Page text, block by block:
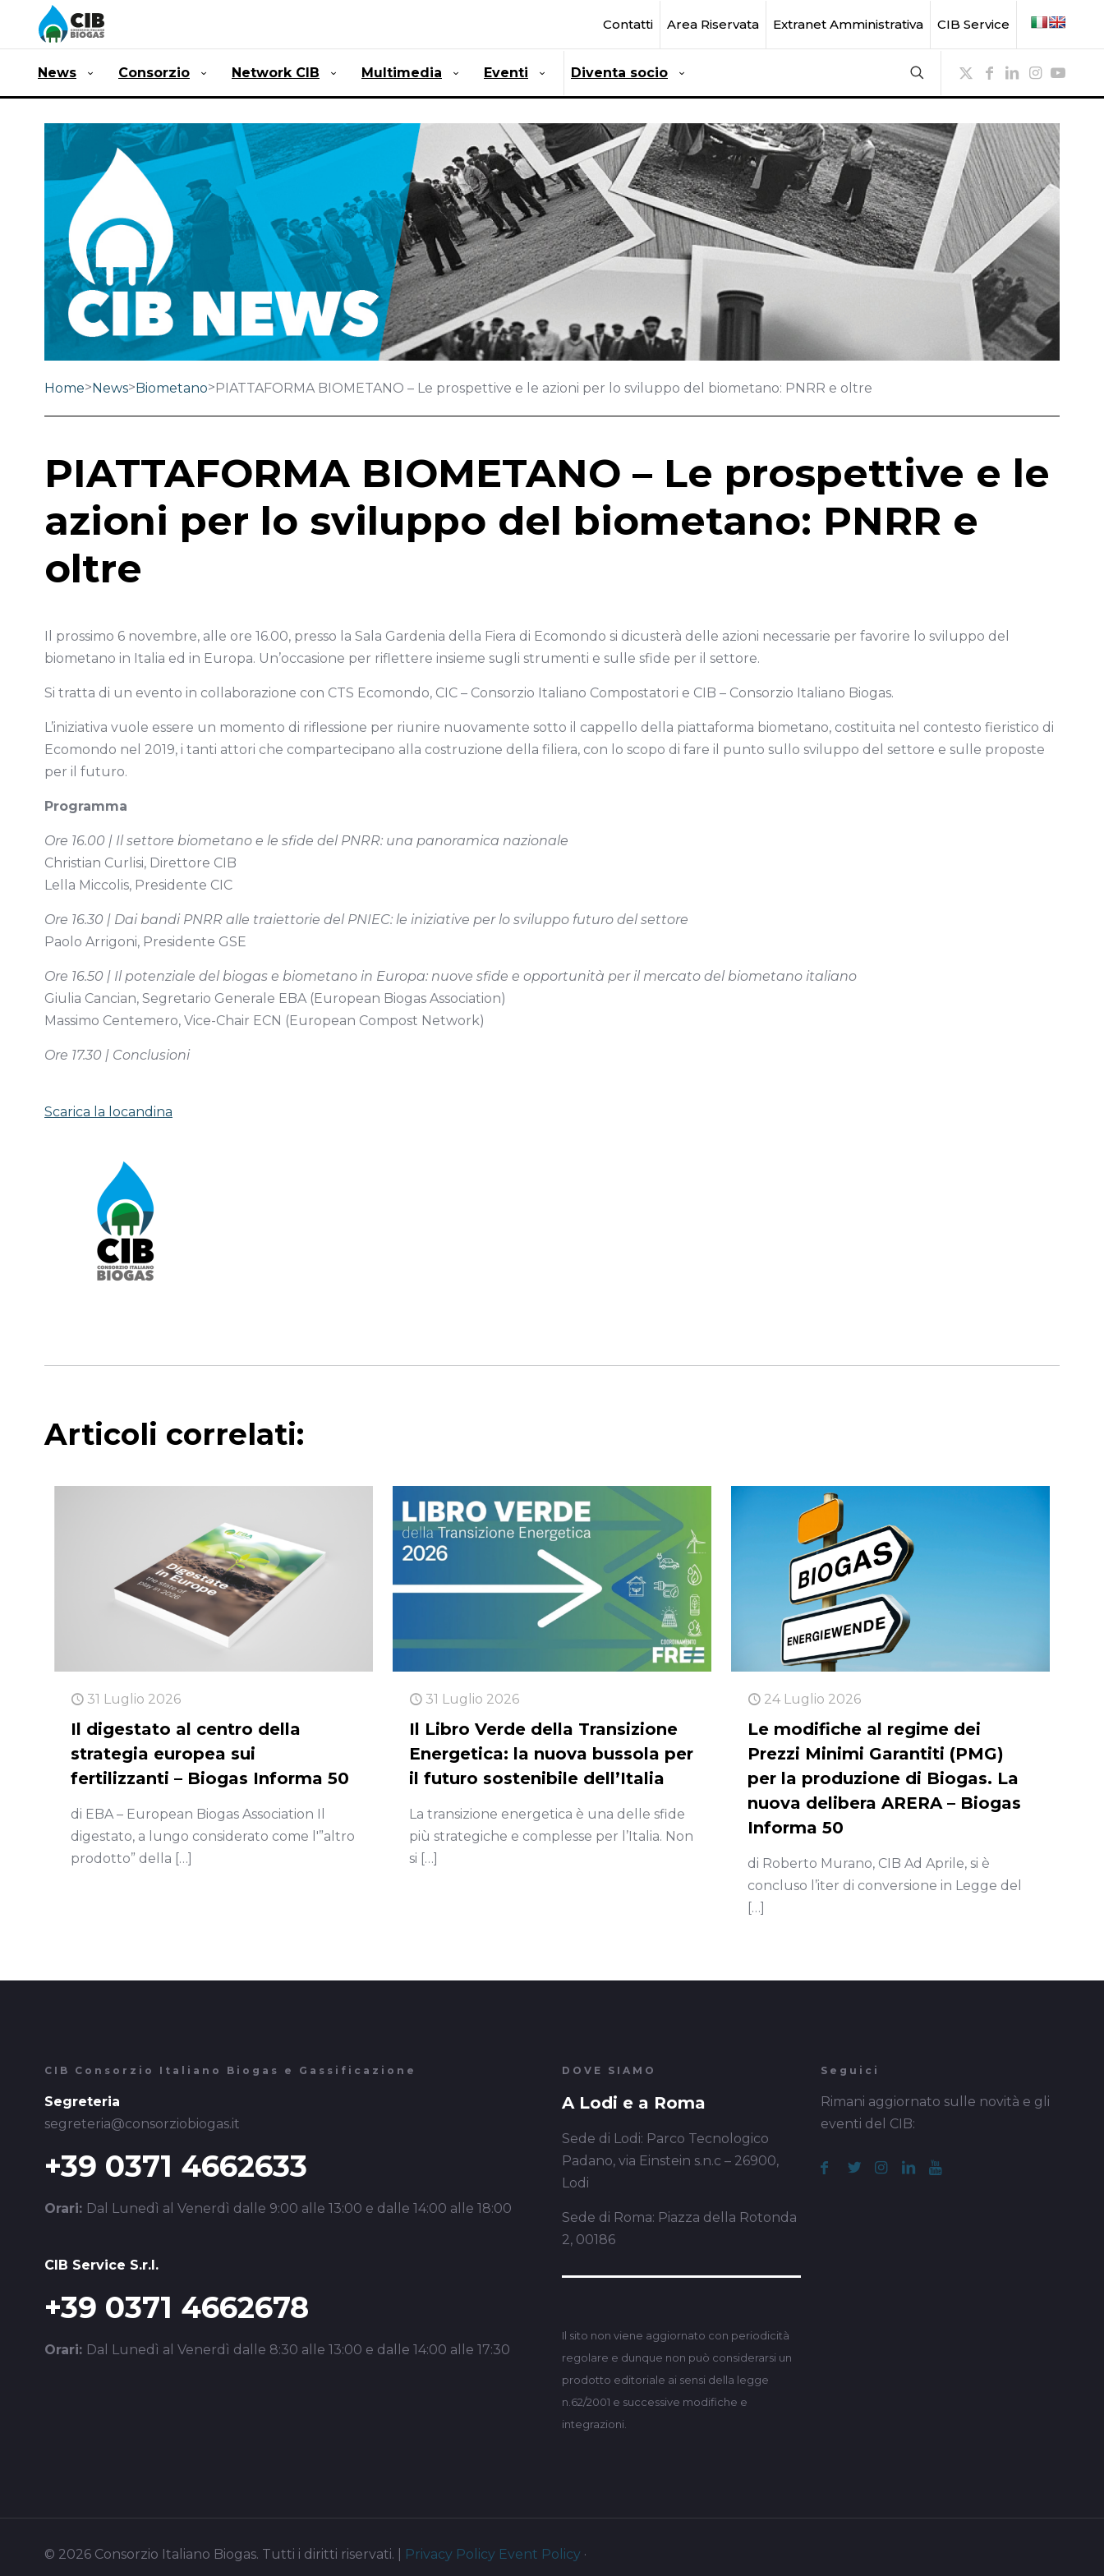
Contatti Area Riservata Extranet Amministrativa CIB Service
News Consorzio Network CIB Multimedia Eventi Diventa socio
Home>News>Biometano>PIATTAFORMA BIOMETANO – Le prospettive e le azioni per lo sviluppo del biometano: PNRR e oltre
PIATTAFORMA BIOMETANO – Le prospettive e le
azioni per lo sviluppo del biometano: PNRR e
oltre
Il prossimo 6 novembre, alle ore 16.00, presso la Sala Gardenia della Fiera di Ecomondo si dicusterà delle azioni necessarie per favorire lo sviluppo del
biometano in Italia ed in Europa. Un’occasione per riflettere insieme sugli strumenti e sulle sfide per il settore.
Si tratta di un evento in collaborazione con CTS Ecomondo, CIC – Consorzio Italiano Compostatori e CIB – Consorzio Italiano Biogas.
L’iniziativa vuole essere un momento di riflessione per riunire nuovamente sotto il cappello della piattaforma biometano, costituita nel contesto fieristico di
Ecomondo nel 2019, i tanti attori che compartecipano alla costruzione della filiera, con lo scopo di fare il punto sullo sviluppo del settore e sulle proposte
per il futuro.
Programma
Ore 16.00 | Il settore biometano e le sfide del PNRR: una panoramica nazionale
Christian Curlisi, Direttore CIB
Lella Miccolis, Presidente CIC
Ore 16.30 | Dai bandi PNRR alle traiettorie del PNIEC: le iniziative per lo sviluppo futuro del settore
Paolo Arrigoni, Presidente GSE
Ore 16.50 | Il potenziale del biogas e biometano in Europa: nuove sfide e opportunità per il mercato del biometano italiano
Giulia Cancian, Segretario Generale EBA (European Biogas Association)
Massimo Centemero, Vice-Chair ECN (European Compost Network)
Ore 17.30 | Conclusioni
Scarica la locandina
Articoli correlati:
31 Luglio 2026
Il digestato al centro della
strategia europea sui
fertilizzanti – Biogas Informa 50
di EBA – European Biogas Association Il
digestato, a lungo considerato come l'”altro
prodotto” della […]
31 Luglio 2026
Il Libro Verde della Transizione
Energetica: la nuova bussola per
il futuro sostenibile dell’Italia
La transizione energetica è una delle sfide
più strategiche e complesse per l’Italia. Non
si […]
24 Luglio 2026
Le modifiche al regime dei
Prezzi Minimi Garantiti (PMG)
per la produzione di Biogas. La
nuova delibera ARERA – Biogas
Informa 50
di Roberto Murano, CIB Ad Aprile, si è
concluso l’iter di conversione in Legge del
[…]
CIB Consorzio Italiano Biogas e Gassificazione
Segreteria
segreteria@consorziobiogas.it
+39 0371 4662633
Orari: Dal Lunedì al Venerdì dalle 9:00 alle 13:00 e dalle 14:00 alle 18:00
CIB Service S.r.l.
+39 0371 4662678
Orari: Dal Lunedì al Venerdì dalle 8:30 alle 13:00 e dalle 14:00 alle 17:30
DOVE SIAMO
A Lodi e a Roma
Sede di Lodi: Parco Tecnologico
Padano, via Einstein s.n.c – 26900,
Lodi
Sede di Roma: Piazza della Rotonda
2, 00186
Il sito non viene aggiornato con periodicità
regolare e dunque non può considerarsi un
prodotto editoriale ai sensi della legge
n.62/2001 e successive modifiche e
integrazioni.
Seguici
Rimani aggiornato sulle novità e gli
eventi del CIB:
© 2026 Consorzio Italiano Biogas. Tutti i diritti riservati. | Privacy Policy Event Policy ·